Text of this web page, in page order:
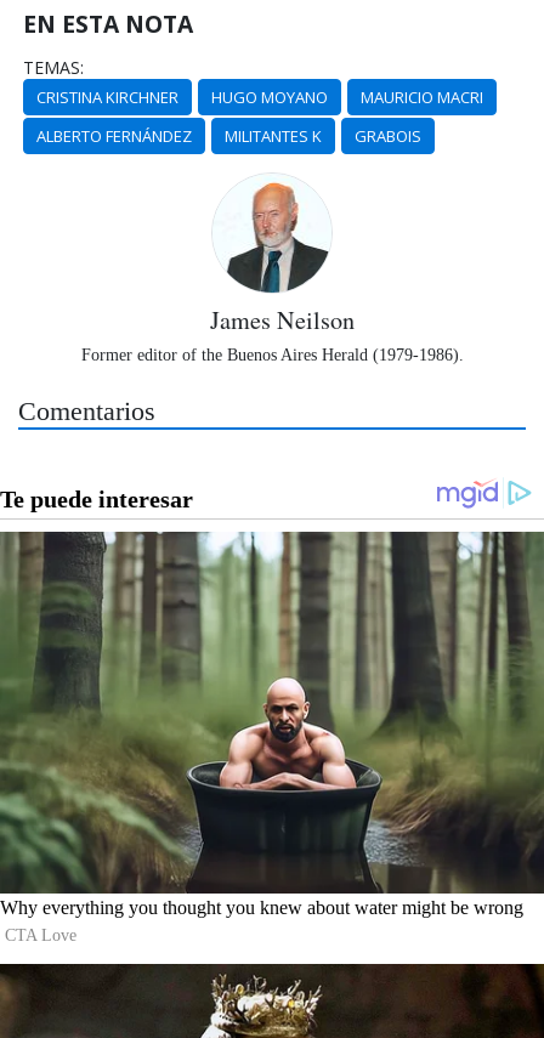
EN ESTA NOTA
TEMAS:
CRISTINA KIRCHNER HUGO MOYANO
MAURICIO MACRI
ALBERTO FERNÁNDEZ
MILITANTES K GRABOIS
James Neilson
Former editor of the Buenos Aires Herald (1979-1986).
Comentarios